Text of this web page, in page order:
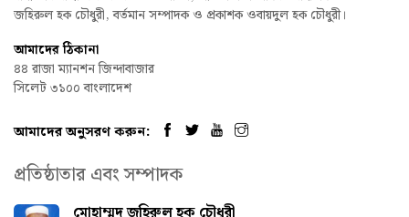
জহিরুল হক চৌধুরী, বর্তমান সম্পাদক ও প্রকাশক ওবায়দুল হক চৌধুরী।
আমাদের ঠিকানা
৪৪ রাজা ম্যানশন জিন্দাবাজার
সিলেট ৩১০০ বাংলাদেশ
আমাদের অনুসরণ করুন:
প্রতিষ্ঠাতার এবং সম্পাদক